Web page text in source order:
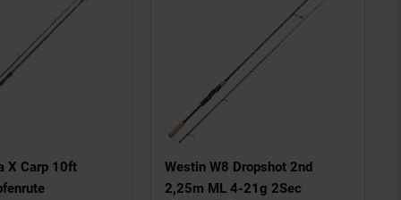
X Carp 10ft
Westin W8 Dropshot 2nd
2,25m ML 4-21g 2Sec